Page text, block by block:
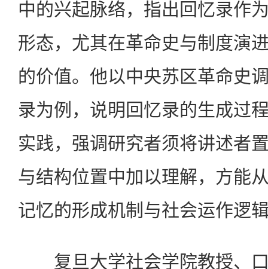
中的兴起脉络，指出回忆录作
形态，尤其在革命史与制度演
的价值。他以中央苏区革命史
录为例，说明回忆录的生成过
实践，强调研究者须将讲述者
与结构位置中加以理解，方能
记忆的形成机制与社会运作逻
复旦大学社会学院教授、口